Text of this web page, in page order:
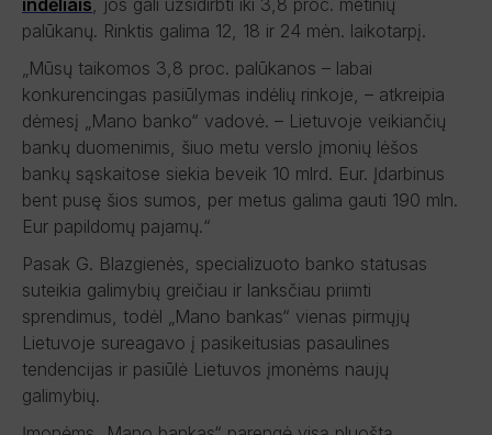
indėliais, jos gali užsidirbti iki 3,8 proc. metinių
palūkanų. Rinktis galima 12, 18 ir 24 mėn. laikotarpį.
„Mūsų taikomos 3,8 proc. palūkanos – labai
konkurencingas pasiūlymas indėlių rinkoje, – atkreipia
dėmesį „Mano banko“ vadovė. – Lietuvoje veikiančių
bankų duomenimis, šiuo metu verslo įmonių lėšos
bankų sąskaitose siekia beveik 10 mlrd. Eur. Įdarbinus
bent pusę šios sumos, per metus galima gauti 190 mln.
Eur papildomų pajamų.“
Pasak G. Blazgienės, specializuoto banko statusas
suteikia galimybių greičiau ir lanksčiau priimti
sprendimus, todėl „Mano bankas“ vienas pirmųjų
Lietuvoje sureagavo į pasikeitusias pasaulines
tendencijas ir pasiūlė Lietuvos įmonėms naujų
galimybių.